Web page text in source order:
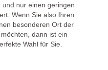
nur einen geringen
Wenn Sie also Ihren
besonderen Ort der
dann ist ein
Wahl für Sie.